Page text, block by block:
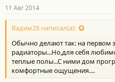
н
о
с
и
:
11 Авг 2014
Вадим28 написал(а):
Обычно делают так: на первом
радиаторы...Но,для себя
теплые полы...С ними дом
комфортные ощущения....